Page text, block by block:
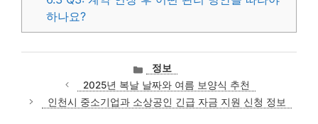
하나요?
카
테
고
리
정보
2025년 복날 날짜와 여름 보양식 추천
인천시 중소기업과 소상공인 긴급 자금 지원 신청 정보